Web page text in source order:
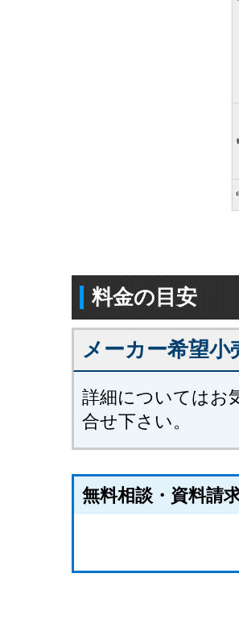
料金の目安
メーカー希望
詳細についてはお
合せ下さい。
無料相談・資料請